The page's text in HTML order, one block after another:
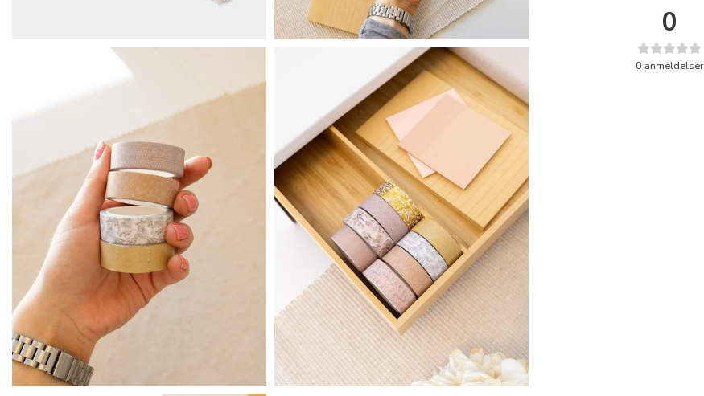
0
0 anmeldelser